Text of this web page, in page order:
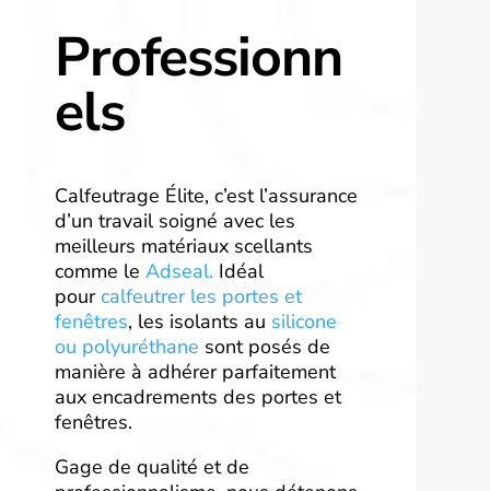
Professionn
els
Calfeutrage Élite, c’est l’assurance
d’un travail soigné avec les
meilleurs matériaux scellants
comme le Adseal. Idéal
pour calfeutrer les portes et
fenêtres, les isolants au silicone
ou polyuréthane sont posés de
manière à adhérer parfaitement
aux encadrements des portes et
fenêtres.
Gage de qualité et de